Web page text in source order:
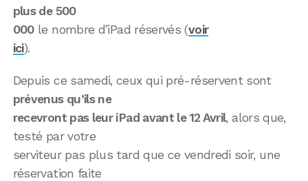
plus de 500
000le nombre d’iPad réservés (voir
ici).
Depuis ce samedi, ceux qui pré-réservent sont
prévenus qu’ils ne
recevront pas leur iPad avant le 12 Avril, alors que,
testé par votre
serviteur pas plus tard que ce vendredi soir, une
réservation faite